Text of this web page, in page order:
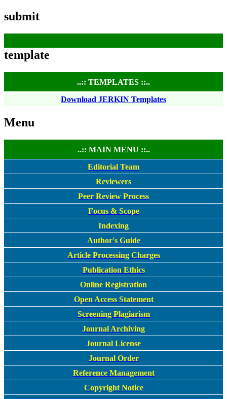
submit
template
..:: TEMPLATES ::..
Download JERKIN Templates
Menu
..:: MAIN MENU ::..
Editorial Team
Reviewers
Peer Review Process
Focus & Scope
Indexing
Author's Guide
Article Processing Charges
Publication Ethics
Online Registration
Open Access Statement
Screening Plagiarism
Journal Archiving
Journal License
Journal Order
Reference Management
Copyright Notice